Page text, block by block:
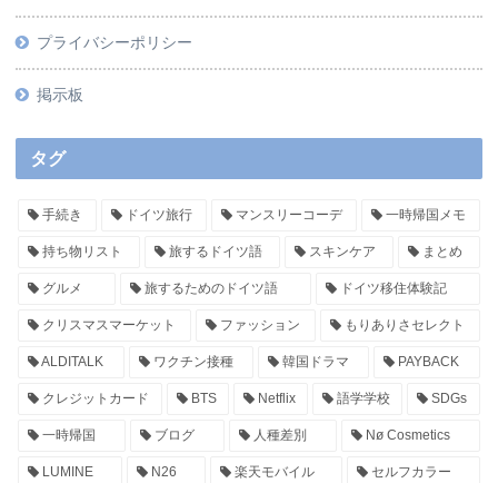
プライバシーポリシー
掲示板
タグ
手続き ドイツ旅行 マンスリーコーデ 一時帰国メモ
持ち物リスト 旅するドイツ語 スキンケア まとめ
グルメ 旅するためのドイツ語 ドイツ移住体験記
クリスマスマーケット ファッション もりありさセレクト
ALDITALK ワクチン接種 韓国ドラマ PAYBACK
クレジットカード BTS Netflix 語学学校 SDGs
一時帰国 ブログ 人種差別 Nø Cosmetics
LUMINE N26 楽天モバイル セルフカラー